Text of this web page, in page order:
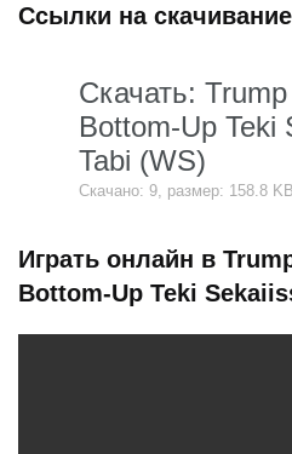
Ссылки на скачивание
Скачать:
Bottom-Up Teki
Tabi (WS)
Скачано: 9, размер: 158.8
Играть онлайн в
Bottom-Up Teki